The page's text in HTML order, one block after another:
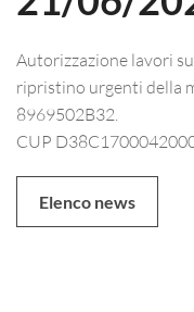
Autorizzazione lavori
ripristino urgenti della
8969502B32.
CUP
Elenco news